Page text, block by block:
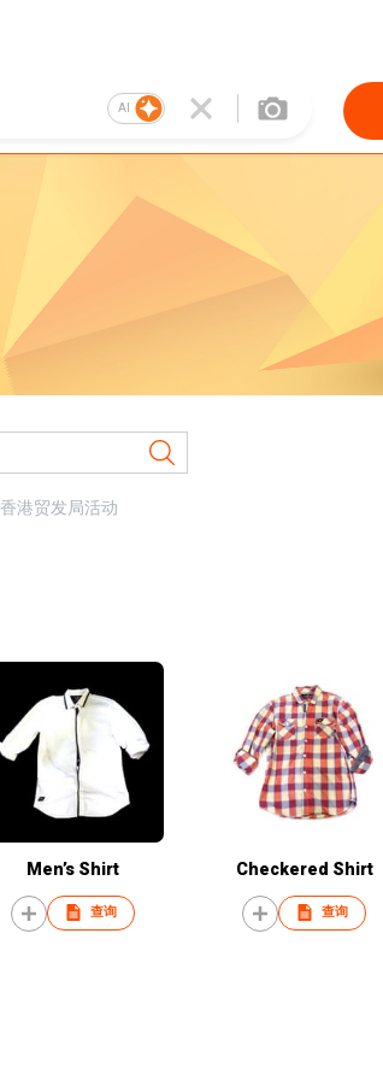
AI
香港贸发局活动
Men’s Shirt
查询
Checkered Shirt
查询